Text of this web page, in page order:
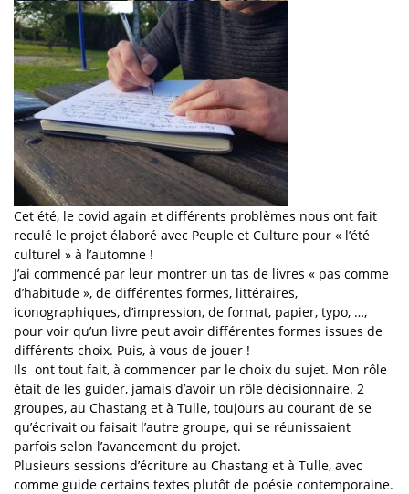
Cet été, le covid again et différents problèmes nous ont fait
reculé le projet élaboré avec Peuple et Culture pour « l’été
culturel » à l’automne !
J’ai commencé par leur montrer un tas de livres « pas comme
d’habitude », de différentes formes, littéraires,
iconographiques, d’impression, de format, papier, typo, …,
pour voir qu’un livre peut avoir différentes formes issues de
différents choix. Puis, à vous de jouer !
Ils ont tout fait, à commencer par le choix du sujet. Mon rôle
était de les guider, jamais d’avoir un rôle décisionnaire. 2
groupes, au Chastang et à Tulle, toujours au courant de se
qu’écrivait ou faisait l’autre groupe, qui se réunissaient
parfois selon l’avancement du projet.
Plusieurs sessions d’écriture au Chastang et à Tulle, avec
comme guide certains textes plutôt de poésie contemporaine.